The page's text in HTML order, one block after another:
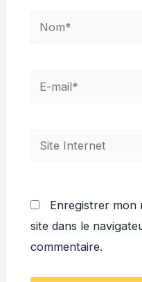
Nom*
E-
Site
Enregistrer mon
site dans le
commentaire.